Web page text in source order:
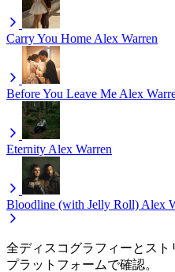
Carry You Home Alex Warren
Before You Leave Me Alex
Eternity Alex Warren
Bloodline (with Jelly Roll) Alex
全ディスコグラフィーとス
プラットフォームで確認。